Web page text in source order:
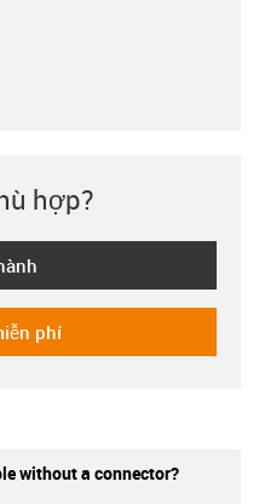
hợp?
phí
without a connector?